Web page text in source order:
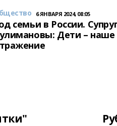
6 ЯНВАРЯ 2024, 08:05
семьи в России.
Дети – наше